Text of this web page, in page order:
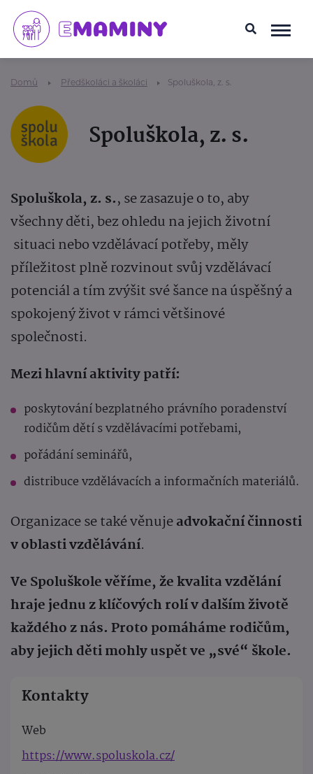
Domů Předškoláci a školáci Spoluškola, z. s.
Spoluškola, z. s.
Spoluškola, z. s., se zasazuje o to, aby
všechny děti, bez ohledu na jejich životní
situaci nebo vzdělávací potřeby, měly
příležitost plně rozvinout svůj vzdělávací
potenciál a tím zvýšit své šance na úspěšný a
spokojený život v rámci většinové
společnosti.
Mezi hlavní aktivity patří:
poskytování bezplatného právního poradenství
rodičům dětí s vzdělávacími potřebami,
pořádání seminářů,
distribuce vzdělávacích a informačních materiálů.
Organizace se také věnujeadvokační činnosti
v oblasti vzdělávání.
Ve Spoluškole věříme, že kvalita vzdělání
hraje jednu z klíčových rolí v dalším životě
každého z nás. Proto pomáháme rodičům,
aby jejich děti mohly uspět ve „své“ škole.
Kontakty
Web
https://www.spoluskola.cz/